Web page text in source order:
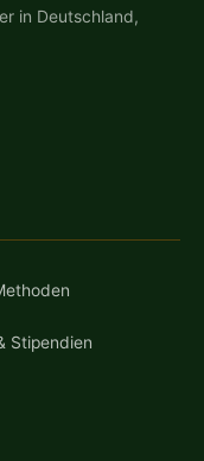
in Deutschland,
Stipendien